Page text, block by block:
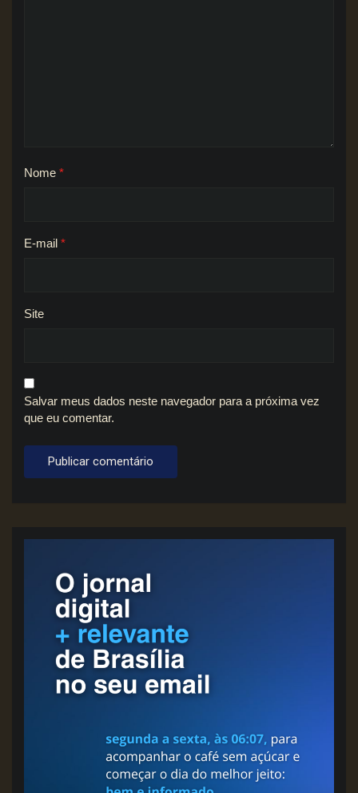
Nome *
E-mail *
Site
Salvar meus dados neste navegador para a próxima vez
que eu comentar.